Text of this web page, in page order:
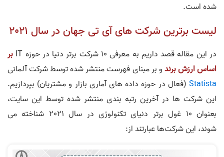
شده است.
لیست برترین شرکت های آی تی جهان در سال 2021
در این مقاله قصد داریم به معرفی 10 شرکت برتر دنیا در حوزه IT
بر
اساس ارزش برندو بر مبنای فهرست منتشر شده توسط شرکت آلمانی
Statista (فعال در حوزه داده های آماری بازار و مشتریان) بپردازیم.
این شرکت ها در آخرین رتبه بندی منتشر شده توسط این سایت،
بعنوان 10 غول برتر دنیای تکنولوژی در سال 2021 شناخته می
شوند، این شرکت‌ها عبارتند از: